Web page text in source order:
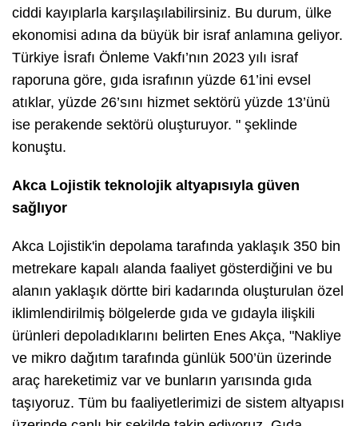
ciddi kayıplarla karşılaşılabilirsiniz. Bu durum, ülke
ekonomisi adına da büyük bir israf anlamına geliyor.
Türkiye İsrafı Önleme Vakfı’nın 2023 yılı israf
raporuna göre, gıda israfının yüzde 61’ini evsel
atıklar, yüzde 26’sını hizmet sektörü yüzde 13’ünü
ise perakende sektörü oluşturuyor. " şeklinde
konuştu.
Akca Lojistik teknolojik altyapısıyla güven
sağlıyor
Akca Lojistik'in depolama tarafında yaklaşık 350 bin
metrekare kapalı alanda faaliyet gösterdiğini ve bu
alanın yaklaşık dörtte biri kadarında oluşturulan özel
iklimlendirilmiş bölgelerde gıda ve gıdayla ilişkili
ürünleri depoladıklarını belirten Enes Akça, "Nakliye
ve mikro dağıtım tarafında günlük 500’ün üzerinde
araç hareketimiz var ve bunların yarısında gıda
taşıyoruz. Tüm bu faaliyetlerimizi de sistem altyapısı